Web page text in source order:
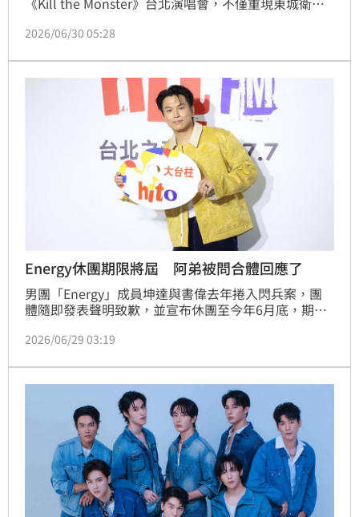
鐙突然捧著大壽桃登台，提前替下個月生日的陳德修慶
憶。
2026/06/30 05:28
Energy休團期限將屆 阿弟被問合體回應了
男團「Energy」成員坤達與書偉去年捲入閃兵案，團
體隨即發表聲明致歉，並宣布休團至今年6月底，期間
蕭景鴻（阿弟）今（29）日出席首張個人同名專輯《蕭
公司一直都有安排，「等時機到，希望還是可以大家聚
集在一起。」
2026/06/29 03:19